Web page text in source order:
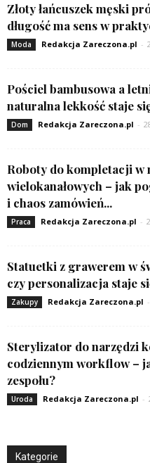
Złoty łańcuszek męski
długość ma sens w
Moda Redakcja Zareczona.pl -
Pościel bambusowa a
naturalna lekkość staje
Dom Redakcja Zareczona.pl -
Roboty do kompletacji w
wielokanałowych – jak
i chaos zamówień...
Praca Redakcja Zareczona.pl -
Statuetki z grawerem w
czy personalizacja staje
Zakupy Redakcja Zareczona.pl -
Sterylizator do narzędzi
codziennym workflow –
zespołu?
Uroda Redakcja Zareczona.pl -
Kategorie